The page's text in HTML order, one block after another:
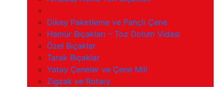
Dikey Paketleme ve Pançlı Çene
Hamur Bıçakları – Toz Dolum Vidası
Özel Bıçaklar
Tarak Bıçaklar
Yatay Çeneler ve Çene Mili
Zigzak ve Rotary